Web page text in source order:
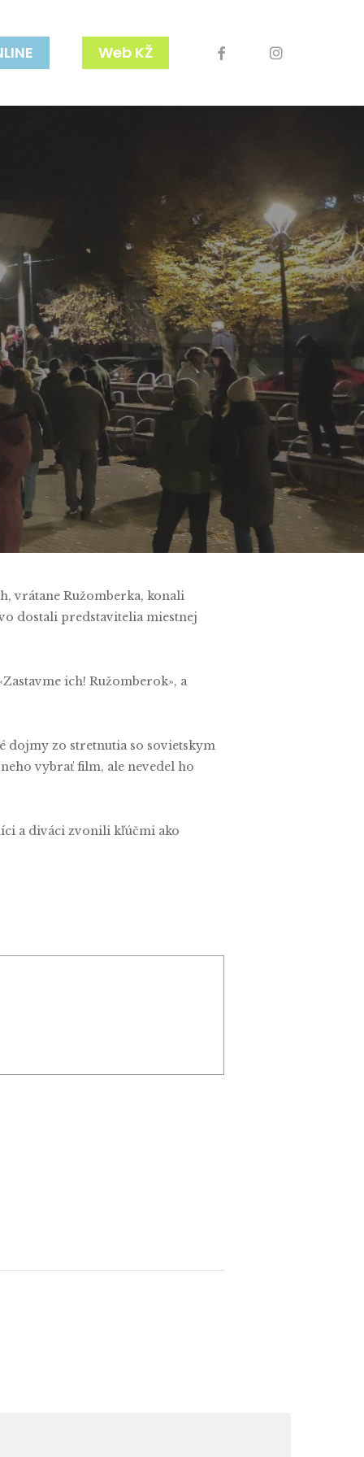
Web KŽ facebook
youtubeinstagram
vrátane Ružomberka, konali
dostali predstavitelia miestnej
ich! Ružomberok», a
zo stretnutia so sovietskym
vybrať film, ale nevedel ho
a diváci zvonili kľúčmi ako